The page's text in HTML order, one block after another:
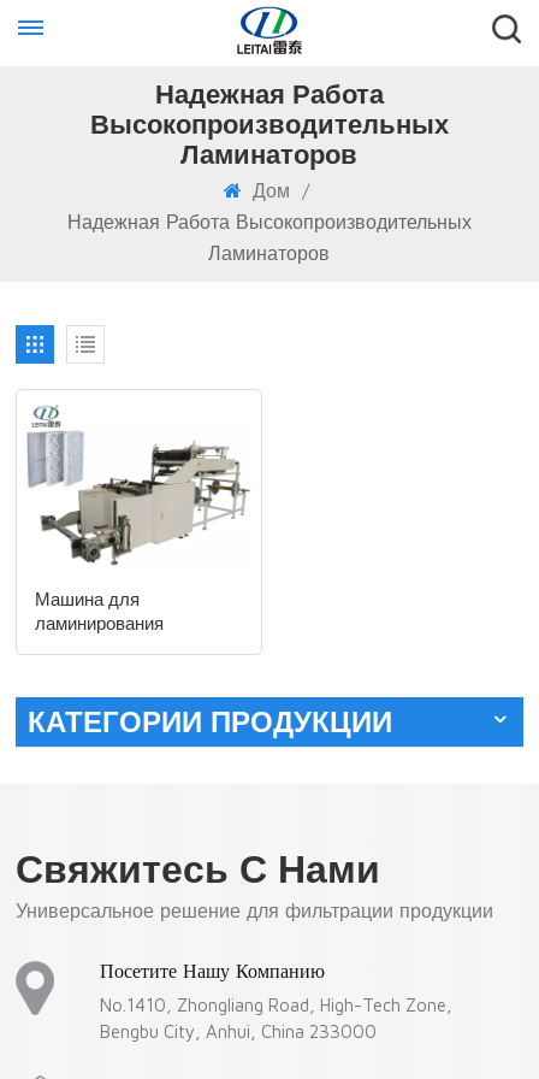
Надежная Работа
Высокопроизводительных
Ламинаторов
Дом
/
Надежная Работа Высокопроизводительных
Ламинаторов
Машина для
ламинирования
КАТЕГОРИИ ПРОДУКЦИИ
Свяжитесь С Нами
Универсальное решение для фильтрации продукции
Посетите Нашу Компанию
No.1410, Zhongliang Road, High-Tech Zone,
Bengbu City, Anhui, China 233000